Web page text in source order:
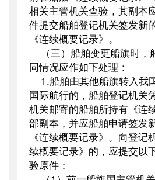
相关主管机关查验，其副本
件提交船舶登记机关签发新
《连续概要记录》。
（三）船舶变更船旗时
同情况应作如下处理：
1.船舶由其他船旗转入我
国际航行的，船舶登记机关
机关邮寄的船舶所持有《连
部副本，并应船舶申请签发
《连续概要记录》。向登记
续概要记录》的，应提交以
验原件：